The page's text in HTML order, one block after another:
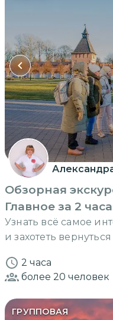
Обзорная
Главное за 2
Узнать всё самое
и захотеть
2 часа
более 20 человек
ГРУППОВАЯ